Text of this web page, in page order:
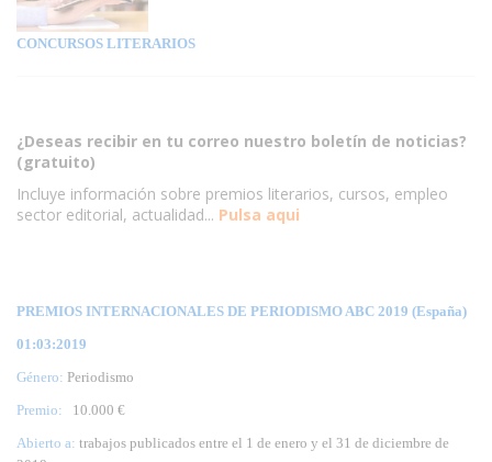
CONCURSOS LITERARIOS
¿Deseas recibir en tu correo nuestro boletín de noticias?
(gratuito)
Incluye información sobre premios literarios, cursos, empleo
sector editorial, actualidad... Pulsa aqui
PREMIOS INTERNACIONALES DE PERIODISMO ABC 2019 (España)
01:03:2019
Género: Periodismo
Premio:
10.000 €
Abierto a: trabajos publicados entre el 1 de enero y el 31 de diciembre de